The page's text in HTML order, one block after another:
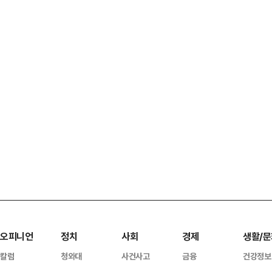
오피니언
칼럼
정치
청와대
사회
사건사고
경제
금융
생활/
건강정보